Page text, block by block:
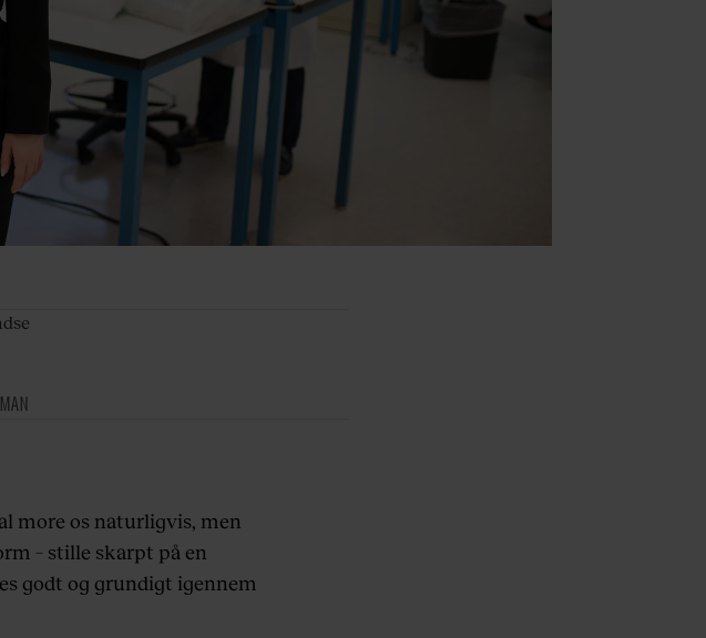
more os naturligvis, men
– stille skarpt på en
godt og grundigt igennem